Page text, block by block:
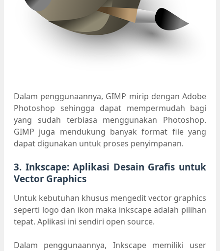
Dalam penggunaannya, GIMP mirip dengan Adobe
Photoshop sehingga dapat mempermudah bagi
yang sudah terbiasa menggunakan Photoshop.
GIMP juga mendukung banyak format file yang
dapat digunakan untuk proses penyimpanan.
3. Inkscape: Aplikasi Desain Grafis untuk
Vector Graphics
Untuk kebutuhan khusus mengedit vector graphics
seperti logo dan ikon maka inkscape adalah pilihan
tepat. Aplikasi ini sendiri open source.
Dalam penggunaannya, Inkscape memiliki user